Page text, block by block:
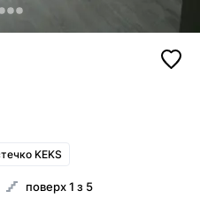
KEKS
поверх 1 з 5